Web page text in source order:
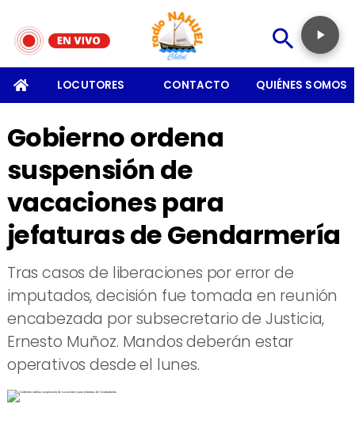
LOCUTORES CONTACTO QUIÉNES SOMOS
Gobierno ordena
suspensión de
vacaciones para
jefaturas de Gendarmería
Tras casos de liberaciones por error de
imputados, decisión fue tomada en reunión
encabezada por subsecretario de Justicia,
Ernesto Muñoz. Mandos deberán estar
operativos desde el lunes.